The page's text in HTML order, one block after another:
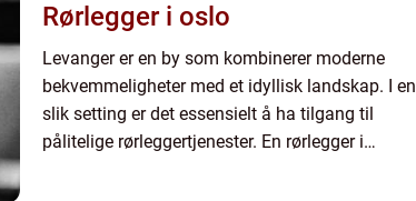
Rørlegger i oslo
Levanger er en by som kombinerer moderne
bekvemmeligheter med et idyllisk landskap. I en
slik setting er det essensielt å ha tilgang til
pålitelige rørleggertjenester. En rørlegger i